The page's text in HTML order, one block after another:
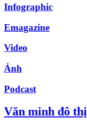
Infographic
Emagazine
Video
Ảnh
Podcast
Văn minh đô thị